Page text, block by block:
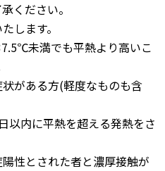
ください。
します。
未満でも平熱より高いこ
がある方(軽度なものも含
内に平熱を超える発熱をさ
性とされた者と濃厚接触が